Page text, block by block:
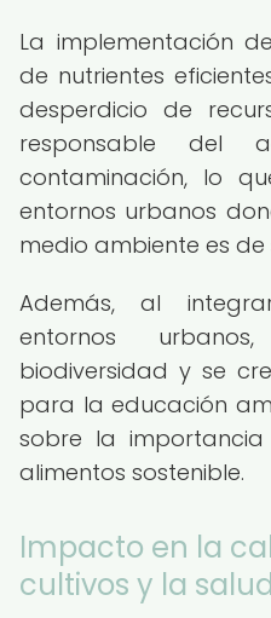
La implementación
de nutrientes
desperdicio de
responsable del
contaminación, lo
entornos urbanos
medio ambiente es
Además, al
entornos
biodiversidad y se
para la educación
sobre la
alimentos sostenible.
Impacto en la
cultivos y la